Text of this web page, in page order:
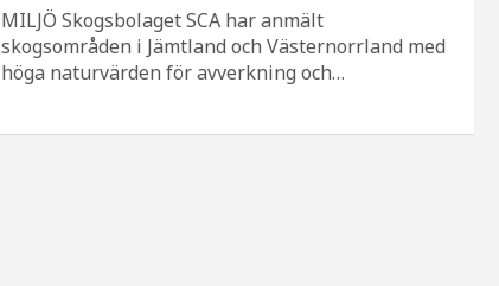
MILJÖ Skogsbolaget SCA har anmält
skogsområden i Jämtland och Västernorrland med
höga naturvärden för avverkning och…